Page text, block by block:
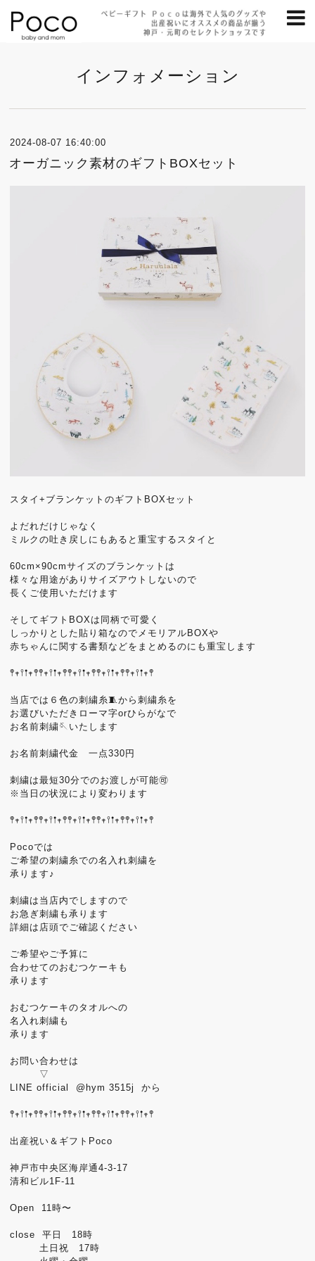
インフォメーション
2024-08-07 16:40:00
オーガニック素材のギフトBOXセット
スタイ+ブランケットのギフトBOXセット
よだれだけじゃなく
ミルクの吐き戻しにもあると重宝するスタイと
60cm×90cmサイズのブランケットは
様々な用途がありサイズアウトしないので
長くご使用いただけます
そしてギフトBOXは同柄で可愛く
しっかりとした貼り箱なのでメモリアルBOXや
赤ちゃんに関する書類などをまとめるのにも重宝します
𖤣𖥧𖥣𖡡𖥧𖤣𖤣𖥧𖥣𖡡𖥧𖤣𖤣𖥧𖥣𖡡𖥧𖤣𖤣𖥧𖥣𖡡𖥧𖤣𖤣𖥧𖥣𖡡𖥧𖤣
当店では６色の刺繍糸🧵から刺繍糸を
お選びいただきローマ字orひらがなで
お名前刺繍🪡いたします
お名前刺繍代金 一点330円
刺繍は最短30分でのお渡しが可能🉑
※当日の状況により変わります
𖤣𖥧𖥣𖡡𖥧𖤣𖤣𖥧𖥣𖡡𖥧𖤣𖤣𖥧𖥣𖡡𖥧𖤣𖤣𖥧𖥣𖡡𖥧𖤣𖤣𖥧𖥣𖡡𖥧𖤣
Pocoでは
ご希望の刺繍糸での名入れ刺繍を
承ります♪
刺繍は当店内でしますので
お急ぎ刺繍も承ります
詳細は店頭でご確認ください
ご希望やご予算に
合わせてのおむつケーキも
承ります
おむつケーキのタオルへの
名入れ刺繍も
承ります
お問い合わせは
▽
LINE official @hym 3515j から
𖤣𖥧𖥣𖡡𖥧𖤣𖤣𖥧𖥣𖡡𖥧𖤣𖤣𖥧𖥣𖡡𖥧𖤣𖤣𖥧𖥣𖡡𖥧𖤣𖤣𖥧𖥣𖡡𖥧𖤣
出産祝い＆ギフトPoco
神戸市中央区海岸通4-3-17
清和ビル1F-11
Open 11時〜
close 平日 18時
土日祝 17時